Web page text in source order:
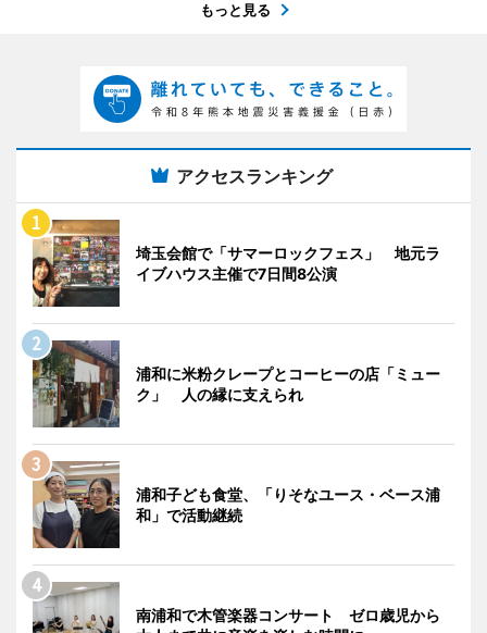
もっと見る
アクセスランキング
埼玉会館で「サマーロックフェス」 地元ラ
イブハウス主催で7日間8公演
浦和に米粉クレープとコーヒーの店「ミュー
ク」 人の縁に支えられ
浦和子ども食堂、「りそなユース・ベース浦
和」で活動継続
南浦和で木管楽器コンサート ゼロ歳児から